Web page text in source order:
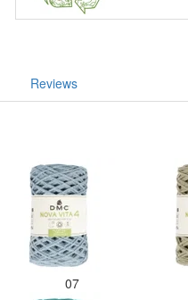
Reviews
07